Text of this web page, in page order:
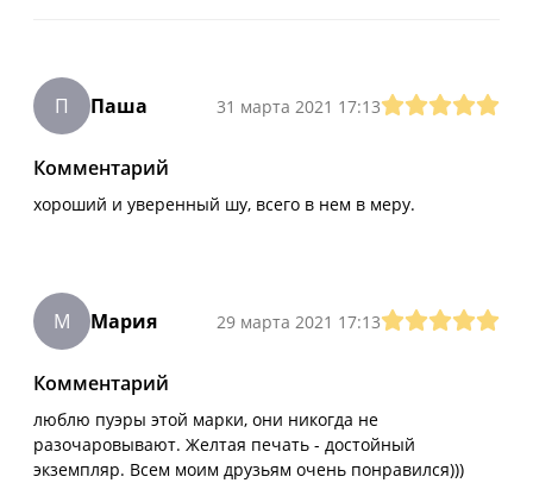
П Паша 31 марта 2021 17:13
Комментарий
хороший и уверенный шу, всего в нем в меру.
М Мария 29 марта 2021 17:13
Комментарий
люблю пуэры этой марки, они никогда не
разочаровывают. Желтая печать - достойный
экземпляр. Всем моим друзьям очень понравился)))